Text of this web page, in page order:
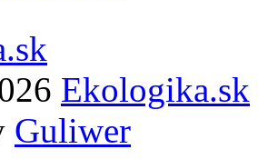
Ekologika.sk
Guliwer